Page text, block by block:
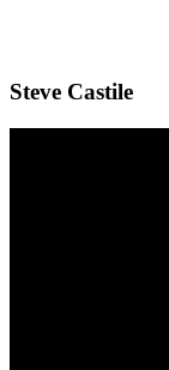
Steve Castile